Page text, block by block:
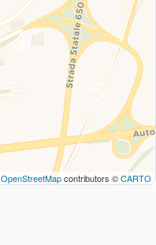
OpenStreetMapcontributors ©CARTO